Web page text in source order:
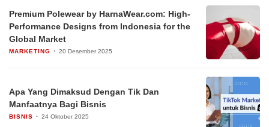
Premium Polewear by HarnaWear.com: High-
Performance Designs from Indonesia for the
Global Market
MARKETING 20 Desember 2025
Apa Yang Dimaksud Dengan Tik Dan
Manfaatnya Bagi Bisnis
BISNIS 24 Oktober 2025